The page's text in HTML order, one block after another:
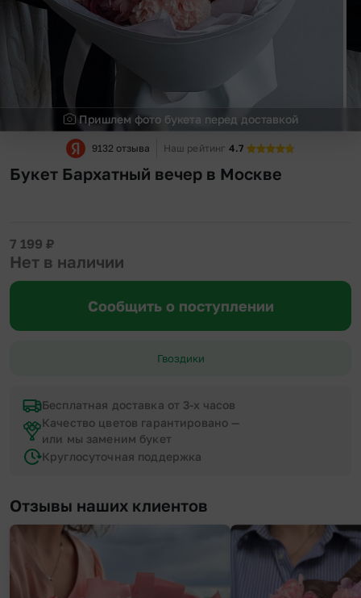
Пришлем фото букета перед доставкой
9132 отзыва Наш рейтинг 4.7
Букет Бархатный вечер в Москве
7 199 ₽
Нет в наличии
Сообщить о поступлении
Гвоздики
Бесплатная доставка от 3-х часов
Качество цветов гарантировано —
или мы заменим букет
Круглосуточная поддержка
Отзывы наших клиентов